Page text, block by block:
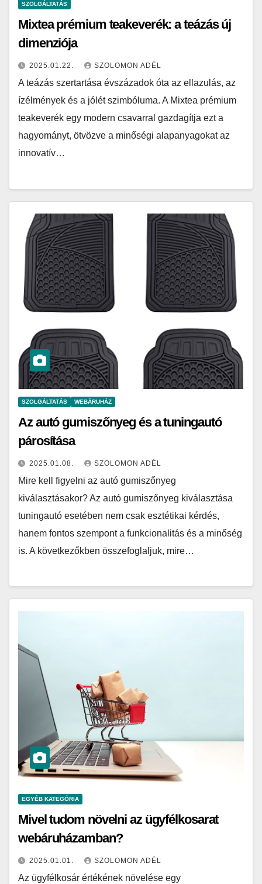
SZOLGÁLTATÁS
Mixtea prémium teakeverék: a teázás új
dimenziója
2025.01.22. SZOLOMON ADÉL
A teázás szertartása évszázadok óta az ellazulás, az
ízélmények és a jólét szimbóluma. A Mixtea prémium
teakeverék egy modern csavarral gazdagítja ezt a
hagyományt, ötvözve a minőségi alapanyagokat az
innovatív…
SZOLGÁLTATÁS WEBÁRUHÁZ
Az autó gumiszőnyeg és a tuningautó
párosítása
2025.01.08. SZOLOMON ADÉL
Mire kell figyelni az autó gumiszőnyeg
kiválasztásakor? Az autó gumiszőnyeg kiválasztása
tuningautó esetében nem csak esztétikai kérdés,
hanem fontos szempont a funkcionalitás és a minőség
is. A következőkben összefoglaljuk, mire…
EGYÉB KATEGÓRIA
Mivel tudom növelni az ügyfélkosarat
webáruházamban?
2025.01.01. SZOLOMON ADÉL
Az ügyfélkosár értékének növelése egy